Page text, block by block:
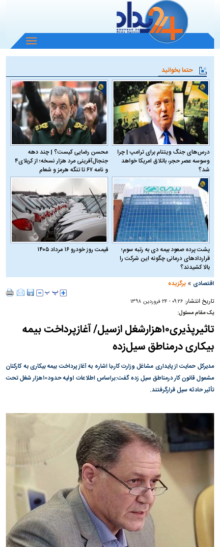
باز
و
منو
حتما بخوانید
درس‌های جنگ ویتنام برای ترامپ | چرا
وسوسه عصر حجر، باتلاق امریکا خواهد
شد؟
محسن رضایی کیست؟ | چند دهه
جنجال‌آفرینی مرد هزار نسخه؛ از کربلای۴
و نامه ۶۷ تا تنگه هرمز و شعام
پشت پرده صعود بیمه دی به رتبه سوم؛
قراردادهای درمانی چگونه این شرکت را
بالا کشیدند؟
قیمت روز خودرو ۱۶ مرداد ۱۴۰۵
اقتصادی »برگزیده
تاریخ انتشار: ۰۹:۲۶ - ۲۴ فروردين ۱۳۹۸
یک مقام مسئول:
تاثیرپذیری۱۰هزارشغل ازسیل/ آغازپرداخت بیمه
بیکاری درمناطق سیل‌زده
مدیرکل حمایت از پایداری مشاغل وزارت کار،با اشاره به آغاز پرداخت بیمه بیکاری به کارکنان
مشمول قانون کار درمناطق سیل زده گفت:براساس اطلاعات اولیه حدود۱۰هزار شغل تحت
تأثیر حادثه سیل قرارگرفتند.